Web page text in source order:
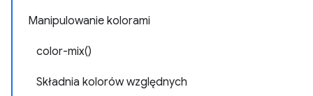
Manipulowanie kolorami
color-mix()
Składnia kolorów względnych